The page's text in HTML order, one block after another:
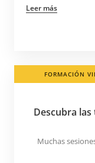
Leer más
FORMACIÓN
Descubra
Muchas